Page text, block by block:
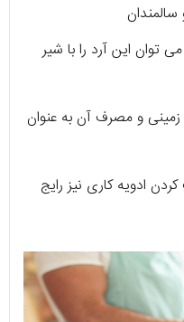
سالمندان
توان این آرد را با شیر
و مصرف آن به عنوان
ادویه کاری نیز رایج